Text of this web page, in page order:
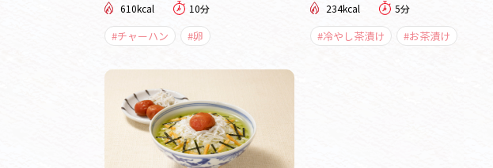
610kcal 10分
#チャーハン #卵
234kcal 5分
#冷やし茶漬け #お茶漬け